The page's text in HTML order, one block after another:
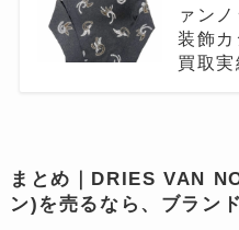
ァン
装飾
買取
まとめ｜DRIES VAN
ン)を売るなら、ブラン